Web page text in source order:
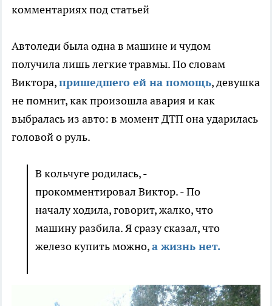
комментариях под статьей
Автоледи была одна в машине и чудом
получила лишь легкие травмы. По словам
Виктора,пришедшего ей на помощь, девушка
не помнит, как произошла авария и как
выбралась из авто: в момент ДТП она ударилась
головой о руль.
В кольчуге родилась, -
прокомментировал Виктор. - По
началу ходила, говорит, жалко, что
машину разбила. Я сразу сказал, что
железо купить можно,а жизнь нет.